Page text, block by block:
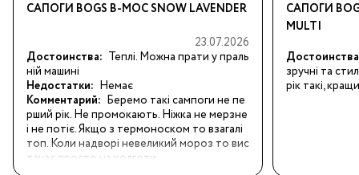
САПОГИ BOGS B-MOC SNOW LAVENDER
23.07.2026
Достоинства: Теплі. Можна прати у праль
ній машині
Недостатки: Немає
Комментарий: Беремо такі сампоги не пе
рший рік. Не промокають. Ніжка не мерзне
і не потіє. Якщо з термоноском то взагалі
топ. Коли надворі невеликий мороз то вис
тачає просто на колготи .
САПОГИ
MULTI
зручні та
рік такі,